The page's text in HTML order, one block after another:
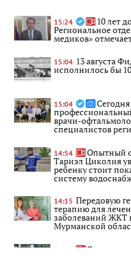
15:24 10 лет
Региональное
медиков»
15:04 13 августа
исполнилось бы
15:04
врачи-
специалистов
14:54 Опытный
Тариэл Циколия
ребенку стоит
систему
14:15 Передовую
терапию для
заболеваний ЖКТ
Мурманской
Самые